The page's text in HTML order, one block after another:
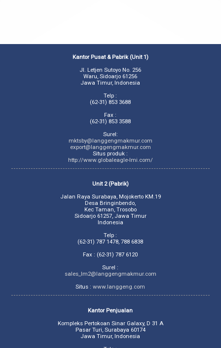
Kantor Pusat & Pabrik (Unit 1)
Jl. Letjen Sutoyo No. 256
Waru, Sidoarjo 61256
Jawa Timur, Indonesia
Telp :
(62-31) 853 3688
Fax :
(62-31) 853 3588
Surel:
mktsby@langgengmakmur.com
export@langgengmakmur.com
Situs produk :
http://www.globaleagle-lmi.com/
Unit 2 (Pabrik)
Jalan Raya Surabaya, Mojokerto KM.19
Desa Bringinbendo,
Kec Taman, Trosobo
Sidoarjo 61257, Jawa Timur
Indonesia
Telp :
(62-31) 787 1478, 788 6838
Fax : (62-31) 787 6120
Surel :
sales_lm2@langgengmakmur.com
Situs :www.langgeng.com
Kantor Penjualan
Kompleks Pertokoan Sinar Galaxy, D 31 A
Pasar Turi, Surabaya 60174
Jawa Timur, Indonesia